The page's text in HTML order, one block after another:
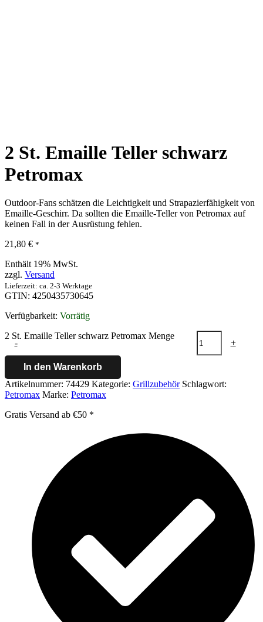
2 St. Emaille Teller schwarz
Petromax
Outdoor-Fans schätzen die Leichtigkeit und Strapazierfähigkeit von
Emaille-Geschirr. Da sollten die Emaille-Teller von Petromax auf
keinen Fall in der Ausrüstung fehlen.
21,80 € *
Enthält 19% MwSt.
zzgl. Versand
Lieferzeit: ca. 2-3 Werktage
GTIN: 4250435730645
Verfügbarkeit: Vorrätig
-
2 St. Emaille Teller schwarz Petromax Menge
+
In den Warenkorb
Artikelnummer: 74429 Kategorie: Grillzubehör Schlagwort:
Petromax Marke: Petromax
Gratis Versand ab €50 *